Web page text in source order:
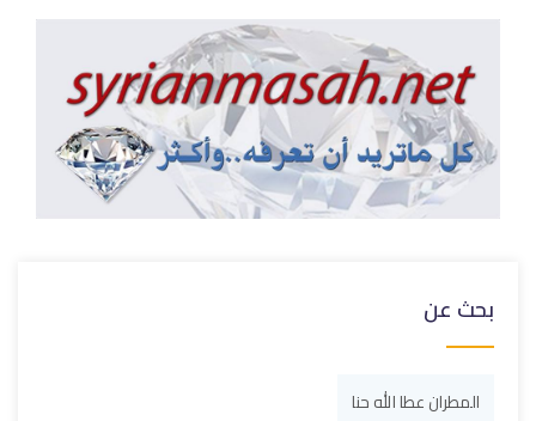
بحث عن
المطران عطا الله حنا